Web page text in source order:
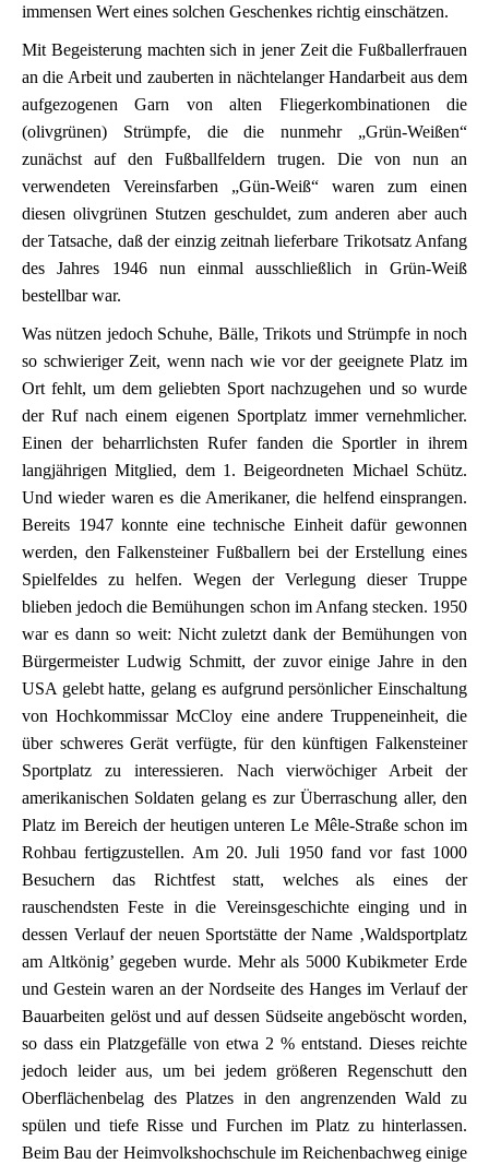
immensen Wert eines solchen Geschenkes richtig einschätzen.
Mit Begeisterung machten sich in jener Zeit die Fußballerfrauen
an die Arbeit und zauberten in nächtelanger Handarbeit aus dem
aufgezogenen Garn von alten Fliegerkombinationen die
(olivgrünen) Strümpfe, die die nunmehr „Grün-Weißen“
zunächst auf den Fußballfeldern trugen. Die von nun an
verwendeten Vereinsfarben „Gün-Weiß“ waren zum einen
diesen olivgrünen Stutzen geschuldet, zum anderen aber auch
der Tatsache, daß der einzig zeitnah lieferbare Trikotsatz Anfang
des Jahres 1946 nun einmal ausschließlich in Grün-Weiß
bestellbar war.
Was nützen jedoch Schuhe, Bälle, Trikots und Strümpfe in noch
so schwieriger Zeit, wenn nach wie vor der geeignete Platz im
Ort fehlt, um dem geliebten Sport nachzugehen und so wurde
der Ruf nach einem eigenen Sportplatz immer vernehmlicher.
Einen der beharrlichsten Rufer fanden die Sportler in ihrem
langjährigen Mitglied, dem 1. Beigeordneten Michael Schütz.
Und wieder waren es die Amerikaner, die helfend einsprangen.
Bereits 1947 konnte eine technische Einheit dafür gewonnen
werden, den Falkensteiner Fußballern bei der Erstellung eines
Spielfeldes zu helfen. Wegen der Verlegung dieser Truppe
blieben jedoch die Bemühungen schon im Anfang stecken. 1950
war es dann so weit: Nicht zuletzt dank der Bemühungen von
Bürgermeister Ludwig Schmitt, der zuvor einige Jahre in den
USA gelebt hatte, gelang es aufgrund persönlicher Einschaltung
von Hochkommissar McCloy eine andere Truppeneinheit, die
über schweres Gerät verfügte, für den künftigen Falkensteiner
Sportplatz zu interessieren. Nach vierwöchiger Arbeit der
amerikanischen Soldaten gelang es zur Überraschung aller, den
Platz im Bereich der heutigen unteren Le Mêle-Straße schon im
Rohbau fertigzustellen. Am 20. Juli 1950 fand vor fast 1000
Besuchern das Richtfest statt, welches als eines der
rauschendsten Feste in die Vereinsgeschichte einging und in
dessen Verlauf der neuen Sportstätte der Name ‚Waldsportplatz
am Altkönig’ gegeben wurde. Mehr als 5000 Kubikmeter Erde
und Gestein waren an der Nordseite des Hanges im Verlauf der
Bauarbeiten gelöst und auf dessen Südseite angeböscht worden,
so dass ein Platzgefälle von etwa 2 % entstand. Dieses reichte
jedoch leider aus, um bei jedem größeren Regenschutt den
Oberflächenbelag des Platzes in den angrenzenden Wald zu
spülen und tiefe Risse und Furchen im Platz zu hinterlassen.
Beim Bau der Heimvolkshochschule im Reichenbachweg einige